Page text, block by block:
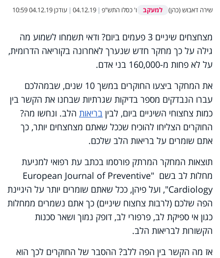
שירה דאבוש (כהן) למעקב ו' כסלו התש"פ |
04.12.19
| עודכן04.12.19 10:59
מצחצחים שיניים 3 פעמים ביום? ודאי תשמחו לשמוע מה
גילה על כך מחקר חדש שנערך לאחרונה בקוריאה הדרומית,
על לא פחות מ-160,000 בני אדם.
את המחקר ביצעו החוקרים במשך 10 שנים, שבמהלכם
עברו הנבדקים מספר בדיקות שגרתיות שבחנו את הקשר בין
כמות צחצוחי השיניים ביום, לבין בריאות הלב. ונחשו מה?
החוקרים הצליחו להוכיח שככל שאתם מצחצחים יותר, כך
אתם שומרים על בריאות הלב שלכם.
תוצאות המחקר המרתק פורסמו בכתב עת רפואי למניעת
מחלות לב בשם "European Journal of Preventive
Cardiology", ועל פיהן, ככל שאתם שומרים יותר על היגיינת
הפה שלכם (לרבות צחצוח שיניים) כך אתם נשמרים ממחלות
כגון אי ספיקת לב, פרפורי לב, דופק נמוך ושאר סכנות
הקשורות לבריאות הלב.
אז מה הקשר בין הפה ללב? ההסבר של החוקרים לכך הוא